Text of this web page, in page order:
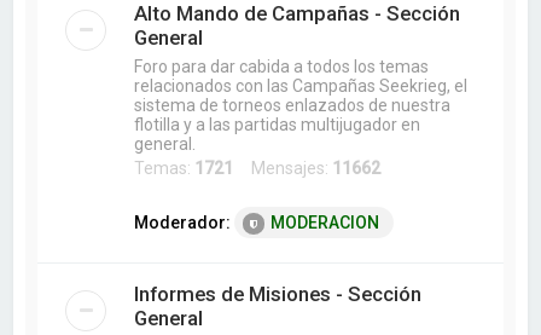
Alto Mando de Campañas - Sección
General
Foro para dar cabida a todos los temas
relacionados con las Campañas Seekrieg, el
sistema de torneos enlazados de nuestra
flotilla y a las partidas multijugador en
general.
Temas: 1721 Mensajes: 11662
Moderador: MODERACION
Informes de Misiones - Sección
General